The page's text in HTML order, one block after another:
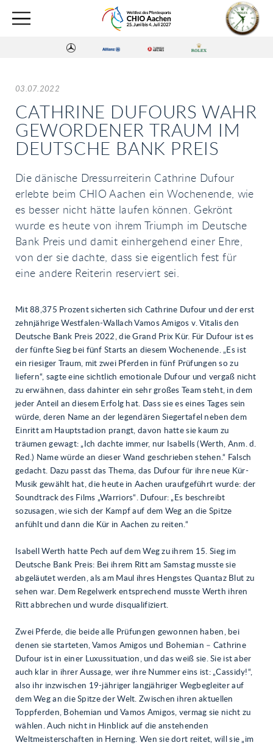
03.07.2022
CATHRINE DUFOURS WAHR
GEWORDENER TRAUM IM
DEUTSCHE BANK PREIS
Die dänische Dressurreiterin Cathrine Dufour
erlebte beim CHIO Aachen ein Wochenende, wie
es besser nicht hätte laufen können. Gekrönt
wurde es heute von ihrem Triumph im Deutsche
Bank Preis und damit einhergehend einer Ehre,
von der sie dachte, dass sie eigentlich fest für
eine andere Reiterin reserviert sei.
Mit 88,375 Prozent sicherten sich Cathrine Dufour und der erst
zehnjährige Westfalen-Wallach Vamos Amigos v. Vitalis den
Deutsche Bank Preis 2022, die Grand Prix Kür. Für Dufour ist es
der fünfte Sieg bei fünf Starts an diesem Wochenende. „Es ist
ein riesiger Traum, mit zwei Pferden in fünf Prüfungen so zu
liefern“, sagte eine sichtlich emotionale Dufour und vergaß nicht
zu erwähnen, dass dahinter ein sehr großes Team steht, in dem
jeder Anteil an diesem Erfolg hat. Dass sie es eines Tages sein
würde, deren Name an der legendären Siegertafel neben dem
Einritt am Hauptstadion prangt, davon hatte sie kaum zu
träumen gewagt: „Ich dachte immer, nur Isabells (Werth, Anm. d.
Red.) Name würde an dieser Wand geschrieben stehen.“ Falsch
gedacht. Dazu passt das Thema, das Dufour für ihre neue Kür-
Musik gewählt hat, die heute in Aachen uraufgeführt wurde: der
Soundtrack des Films „Warriors“. Dufour: „Es beschreibt
sozusagen, wie sich der Kampf auf dem Weg an die Spitze
anfühlt und dann die Kür in Aachen zu reiten.“
Isabell Werth hatte Pech auf dem Weg zu ihrem 15. Sieg im
Deutsche Bank Preis: Bei ihrem Ritt am Samstag musste sie
abgeläutet werden, als am Maul ihres Hengstes Quantaz Blut zu
sehen war. Dem Regelwerk entsprechend musste Werth ihren
Ritt abbrechen und wurde disqualifiziert.
Zwei Pferde, die beide alle Prüfungen gewonnen haben, bei
denen sie starteten, Vamos Amigos und Bohemian – Cathrine
Dufour ist in einer Luxussituation, und das weiß sie. Sie ist aber
auch klar in ihrer Aussage, wer ihre Nummer eins ist: „Cassidy!“,
also ihr inzwischen 19-jähriger langjähriger Wegbegleiter auf
dem Weg an die Spitze der Welt. Zwischen ihren aktuellen
Toppferden, Bohemian und Vamos Amigos, vermag sie nicht zu
wählen. Auch nicht in Hinblick auf die anstehenden
Weltmeisterschaften in Herning. Wen sie dort reitet, will sie „im